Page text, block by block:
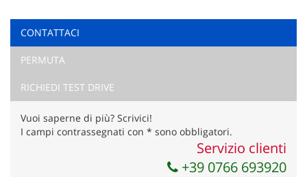
CONTATTACI
PERMUTA
RICHIEDI TEST DRIVE
Vuoi saperne di più? Scrivici!
I campi contrassegnati con * sono obbligatori.
Servizio clienti
+39 0766 693920